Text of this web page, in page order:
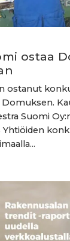
ostaa
ostanut
Suomi